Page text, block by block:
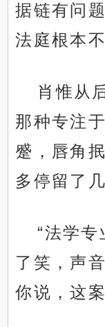
据链有问
法庭根本
肖惟从
那种专注
蹙，唇角
多停留了几
“法学专
了笑，声
你说，这